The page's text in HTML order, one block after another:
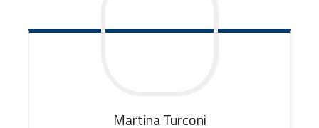
MartinaTurconi